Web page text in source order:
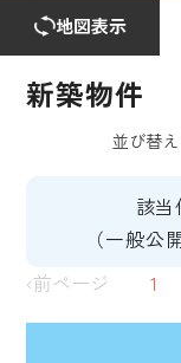
地図表示
新築物件
該
（一般公
‹前ページ
1